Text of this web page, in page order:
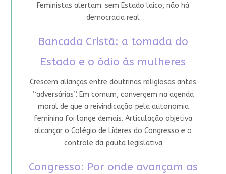
Feministas alertam: sem Estado laico, não há
democracia real
Bancada Cristã: a tomada do
Estado e o ódio às mulheres
Crescem alianças entre doutrinas religiosas antes
“adversárias”. Em comum, convergem na agenda
moral de que a reivindicação pela autonomia
feminina foi longe demais. Articulação objetiva
alcançar o Colégio de Líderes do Congresso e o
controle da pauta legislativa
Congresso: Por onde avançam as